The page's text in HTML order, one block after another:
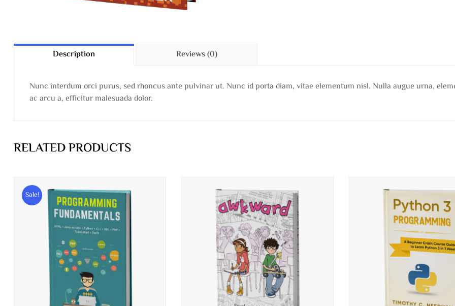
Description Reviews (0)
Nunc interdum orci purus, sed rhoncus ante pulvinar ut. Nunc id porta diam, vitae elementum nisl. Nulla augue urna,
ac arcu a, efficitur malesuada dolor.
RELATED PRODUCTS
Sale!